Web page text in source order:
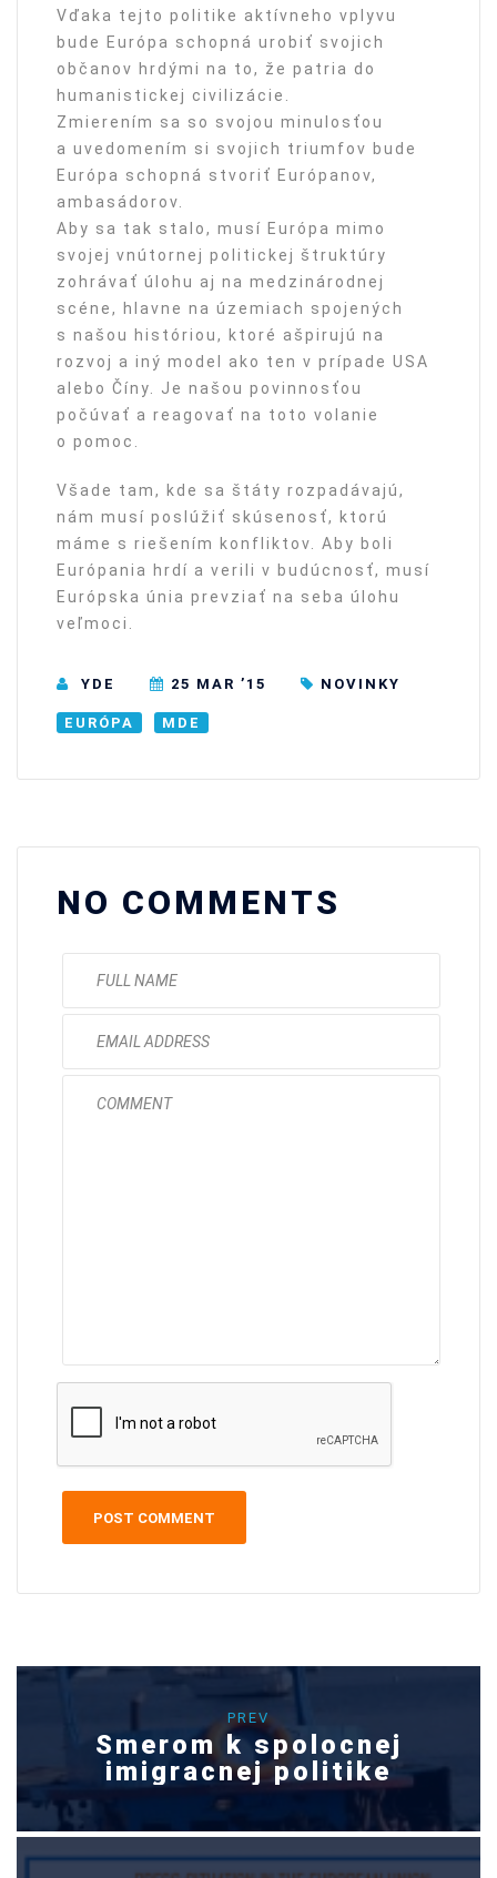
Vďaka tejto politike aktívneho vplyvu
bude Európa schopná urobiť svojich
občanov hrdými na to, že patria do
humanistickej civilizácie.
Zmierením sa so svojou minulosťou
a uvedomením si svojich triumfov bude
Európa schopná stvoriť Európanov,
ambasádorov.
Aby sa tak stalo, musí Európa mimo
svojej vnútornej politickej štruktúry
zohrávať úlohu aj na medzinárodnej
scéne, hlavne na územiach spojených
s našou históriou, ktoré ašpirujú na
rozvoj a iný model ako ten v prípade USA
alebo Číny. Je našou povinnosťou
počúvať a reagovať na toto volanie
o pomoc.
Všade tam, kde sa štáty rozpadávajú,
nám musí poslúžiť skúsenosť, ktorú
máme s riešením konfliktov. Aby boli
Európania hrdí a verili v budúcnosť, musí
Európska únia prevziať na seba úlohu
veľmoci.
YDE 25 MAR ’15 NOVINKY
EURÓPA MDE
NO COMMENTS
PREV
Smerom k spolocnej
imigracnej politike